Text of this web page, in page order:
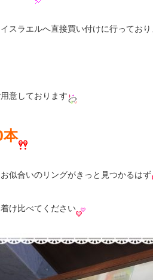
スラエルへ直接買い付けに行ってお
意しております
似合いのリングがきっと見つかるはず
け比べてください